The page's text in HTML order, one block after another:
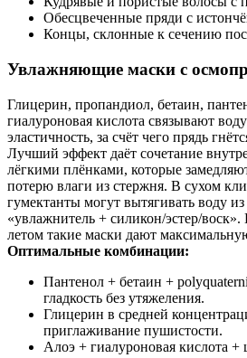
Обесцвеченные пряди с
Концы, склонные к сечению
Увлажняющие маски с
Глицерин, пропандиол, бетаин,
гиалуроновая кислота связывают
эластичность, за счёт чего прядь
Лучший эффект даёт сочетание
лёгкими плёнками, которые
потерю влаги из стержня. В сухом
гумектанты могут вытягивать воду
«увлажнитель + силикон/эстер/
летом такие маски дают
Оптимальные комбинации:
Пантенол + бетаин +
гладкость без утяжеления.
Глицерин в средней
приглаживание пушистости.
Алоэ + гиалуроновая кислота